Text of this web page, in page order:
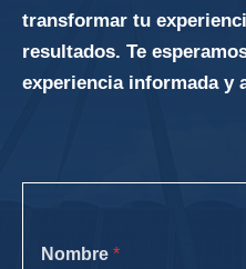
transformar tu
resultados. Te
experiencia informada y
Nombre *